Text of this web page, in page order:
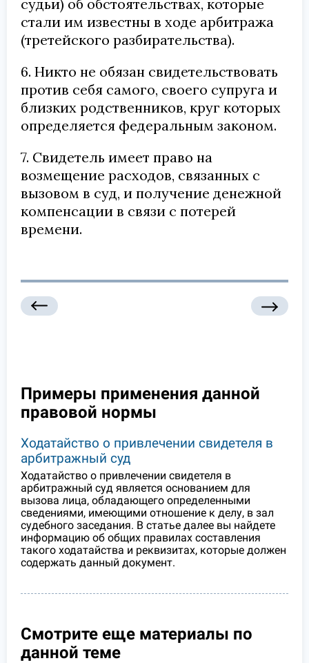
судьи) об обстоятельствах, которые
стали им известны в ходе арбитража
(третейского разбирательства).
6. Никто не обязан свидетельствовать
против себя самого, своего супруга и
близких родственников, круг которых
определяется федеральным законом.
7. Свидетель имеет право на
возмещение расходов, связанных с
вызовом в суд, и получение денежной
компенсации в связи с потерей
времени.
Примеры применения данной
правовой нормы
Ходатайство о привлечении свидетеля в
арбитражный суд
Ходатайство о привлечении свидетеля в
арбитражный суд является основанием для
вызова лица, обладающего определенными
сведениями, имеющими отношение к делу, в зал
судебного заседания. В статье далее вы найдете
информацию об общих правилах составления
такого ходатайства и реквизитах, которые должен
содержать данный документ.
Смотрите еще материалы по
данной теме